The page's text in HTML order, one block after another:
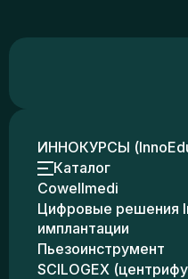
ИННОКУРСЫ
Каталог
Cowellmedi
Цифровые решения
имплантации
Пьезоинструмент
SCILOGEX